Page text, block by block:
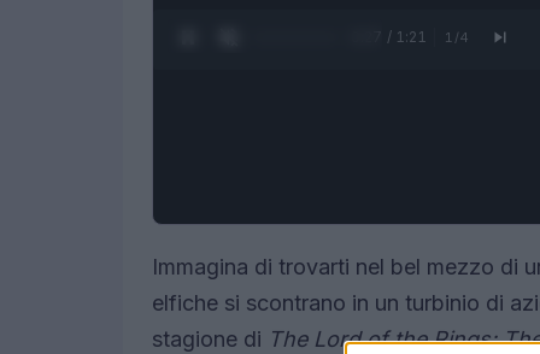
0:28 / 1:21 1 /4
Immagina di trovarti nel bel mezzo di
elfiche si scontrano in un turbinio di
stagione di The Lord of the Rings: